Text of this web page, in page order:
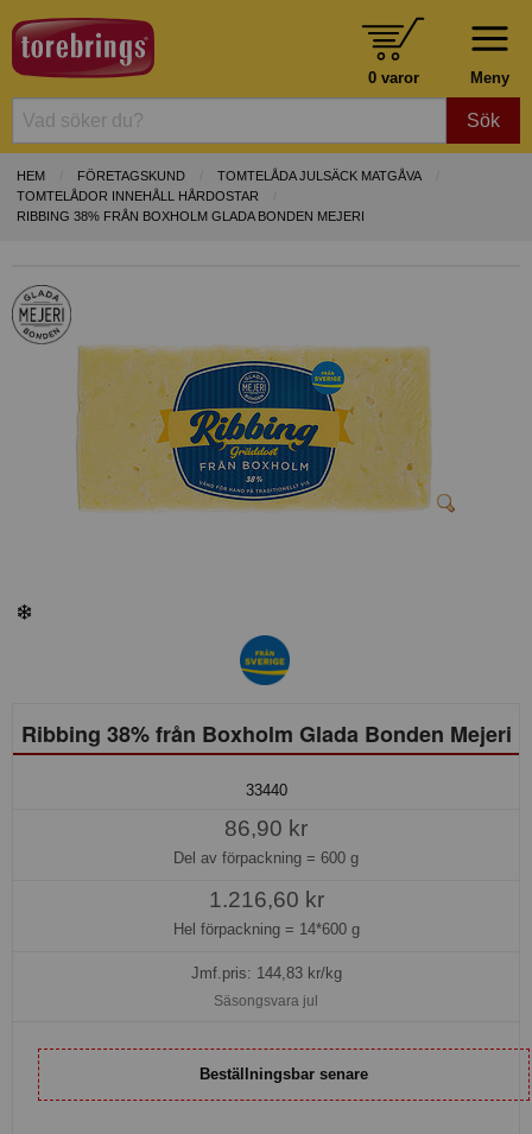
Meny
0 varor
Sök
HEM FÖRETAGSKUND
TOMTELÅDA JULSÄCK MATGÅVA
TOMTELÅDOR INNEHÅLL HÅRDOSTAR
RIBBING 38% FRÅN BOXHOLM GLADA BONDEN MEJERI
Ribbing 38% från Boxholm Glada Bonden Mejeri
33440
86,90 kr
Del av förpackning = 600 g
1.216,60 kr
Hel förpackning = 14*600 g
Jmf.pris: 144,83kr/kg
Säsongsvara jul
Beställningsbar senare